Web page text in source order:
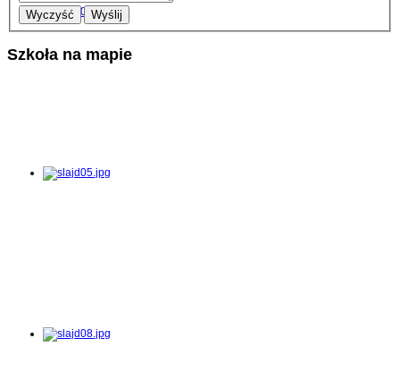
Wyczyść Wyślij
Szkoła na mapie